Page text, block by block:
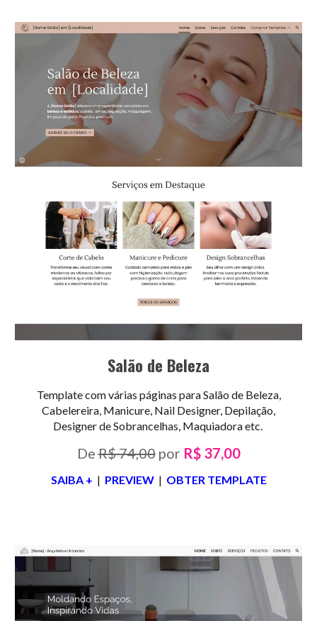
Salão de Beleza
Template com várias páginas paraSalão de Beleza,
Cabelereira, Manicure, Nail Designer, Depilação,
Designer de Sobrancelhas, Maquiadoraetc.
DeR$ 74,00por R$ 37,00
SAIBA + | PREVIEW| OBTER TEMPLATE